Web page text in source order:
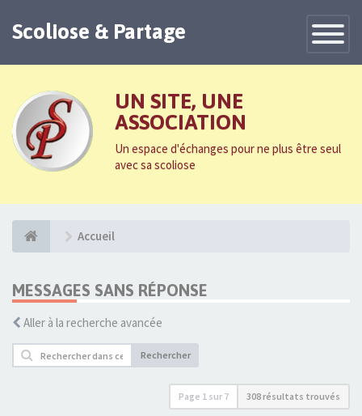
Toggle
Scoliose & Partage
UN SITE, UNE
ASSOCIATION
Un espace d'échanges pour ne plus être seul
avec sa scoliose
Accueil
MESSAGES SANS RÉPONSE
Aller à la recherche avancée
Rechercher
Page 1 sur 7 308 résultats trouvés